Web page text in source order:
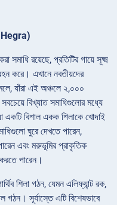
Hegra)
সমাধি রয়েছে, প্রতিটির গায়ে সূক্ষ্ম
করে। এখানে নবতীয়দের
যাঁরা এই অঞ্চলে ২,০০০
বিখ্যাত সমাধিগুলোর মধ্যে
বিশাল একক শিলাকে খোদাই
ঘুরে দেখতে পারেন,
এবং মরুভূমির প্রাকৃতিক
পারেন।
শিলা গঠন, যেমন এলিফ্যান্ট রক,
গঠন। সূর্যাস্তে এটি বিশেষভাবে